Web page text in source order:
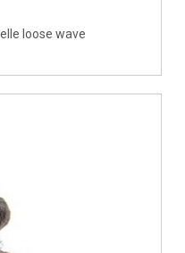
loose wave